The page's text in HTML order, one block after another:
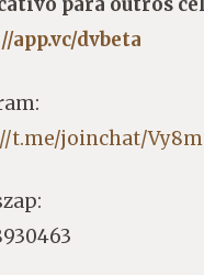
app.vc/dvbeta
t.me/joinchat/